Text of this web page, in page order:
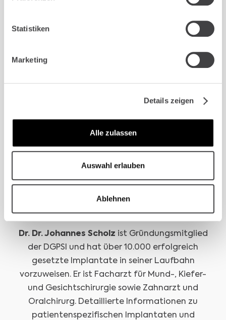
Statistiken
Marketing
Details zeigen
Alle zulassen
Auswahl erlauben
Ablehnen
erfahrenen Fachärzten betreut. Wir
verbinden langjährige operative Expertise mit
Betreuung, die sich an Ihren Bedürfnissen
Patientenspezifische Implantate (DGPSI) und
FOCUS Top-Mediziner 2026 in der
Implantologie. Er ist Facharzt mit Habilitation
Dr. Dr. Johannes Scholz ist Gründungsmitglied
der DGPSI und hat über 10.000 erfolgreich
gesetzte Implantate in seiner Laufbahn
vorzuweisen. Er ist Facharzt für Mund-, Kiefer-
und Gesichtschirurgie sowie Zahnarzt und
Oralchirurg. Detaillierte Informationen zu
patientenspezifischen Implantaten und